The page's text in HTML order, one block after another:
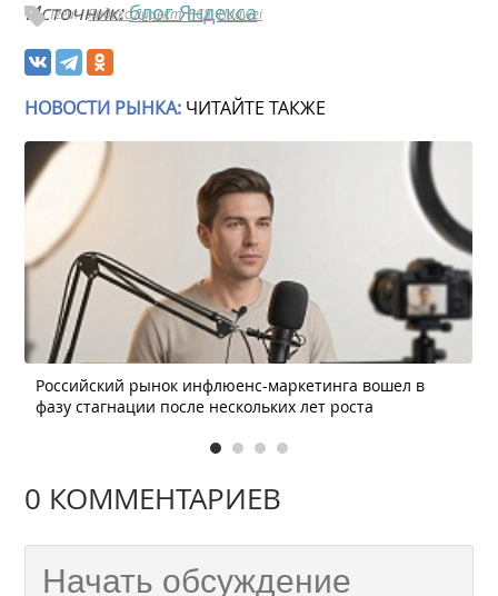
Источник:блог Яндекса
Теги: Яндекс.Директ РСЯ Huawei
НОВОСТИ РЫНКА: ЧИТАЙТЕ ТАКЖЕ
Российский рынок инфлюенс-маркетинга вошел в
фазу стагнации после нескольких лет роста
0 КОММЕНТАРИЕВ